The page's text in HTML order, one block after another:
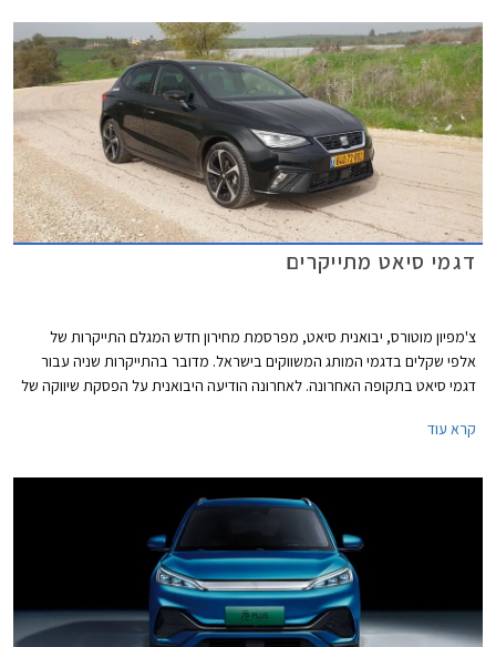
דגמי סיאט מתייקרים
צ'מפיון מוטורס, יבואנית סיאט, מפרסמת מחירון חדש המגלם התייקרות של
אלפי שקלים בדגמי המותג המשווקים בישראל. מדובר בהתייקרות שניה עבור
דגמי סיאט בתקופה האחרונה. לאחרונה הודיעה היבואנית על הפסקת שיווקה של
המאובזרת והיקרה יותר. דגמי סיאט עדיין סובלים ממחסור בשבבים ועל כן
קרא עוד